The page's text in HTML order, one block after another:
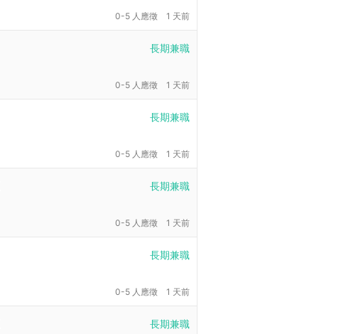
0-5 人應徵 1 天前
長期兼職
0-5 人應徵 1 天前
長期兼職
0-5 人應徵 1 天前
長期兼職
0-5 人應徵 1 天前
長期兼職
0-5 人應徵 1 天前
長期兼職